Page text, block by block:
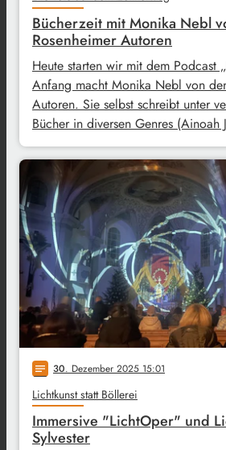
Bücherzeit mit Monika Nebl
Rosenheimer Autoren
Heute starten wir mit dem Podcast
Anfang macht Monika Nebl von
Autoren. Sie selbst schreibt unter
Bücher in diversen Genres
notes 30. Dezember 2025 15:01
Lichtkunst statt Böllerei
Immersive "LichtOper" und
Sylvester